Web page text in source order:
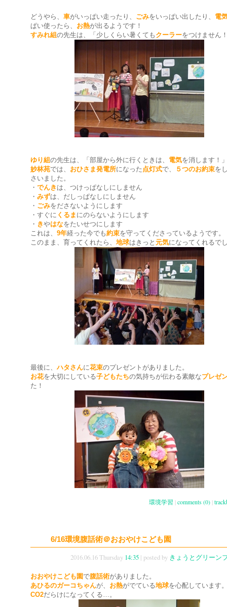
どうやら、 車がいっぱい走ったり、 ごみをいっぱい出したり、 電
ぱい使ったら、 お熱が出るようです！
すみれ組の先生は、「少しくらい暑くても クーラーをつけません
ゆり組の先生は、「部屋から外に行くときは、 電気を消します！
妙林苑では、 おひさま発電所になった点灯式で、 ５つのお約束を
さいました。
・ でんき は、つけっぱなしにしません
・ みずは、だしっぱなしにしません
・ ごみをださないようにします
・すぐに くるま にのらないようにします
・ きやはなをたいせつにします
これは、 9年経った今でも約束を守ってくださっているようです。
このまま、育ってくれたら、 地球はきっと 元気になってくれるで
最後に、 ハタさんに花束のプレゼントがありました。
お花を大切にしている子どもたちの気持ちが伝わる素敵なプレゼ
た！
環境学習 |comments (0) |
6/16環境腹話術＠おおやけこども園
2016.06.16 Thursday 14:35 | posted by きょうとグリーン
おおやけこども園 で腹話術がありました。
あひるのガーコちゃんが、 お熱がでている地球を心配しています
CO2だらけになってくる…。